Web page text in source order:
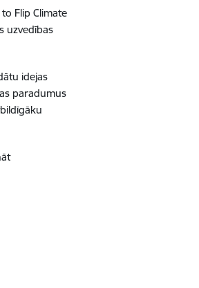
Flip Climate
uzvedības
idejas
paradumus